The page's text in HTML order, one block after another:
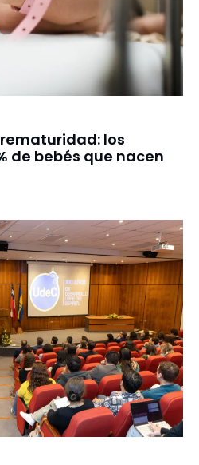
los
de bebés que nacen